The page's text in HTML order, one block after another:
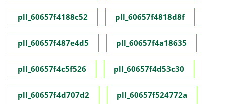
pll_60657f4188c52 pll_60657f4818d8f
pll_60657f487e4d5 pll_60657f4a18635
pll_60657f4c5f526 pll_60657f4d53c30
pll_60657f4d707d2 pll_60657f524772a